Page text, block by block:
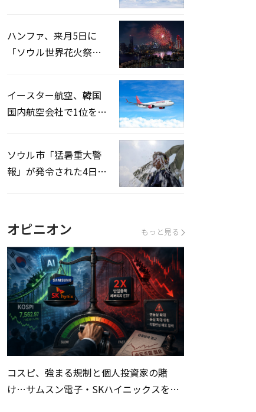
ハンファ、来月5日に
「ソウル世界花火祭り
イースター航空、韓国
国内航空会社で1位を記
ソウル市「猛暑重大警
報」が発令された4日、
オピニオン もっと見る
コスピ、強まる規制と個人投資家の賭
け…サムスン電子・SKハイニックスを巡